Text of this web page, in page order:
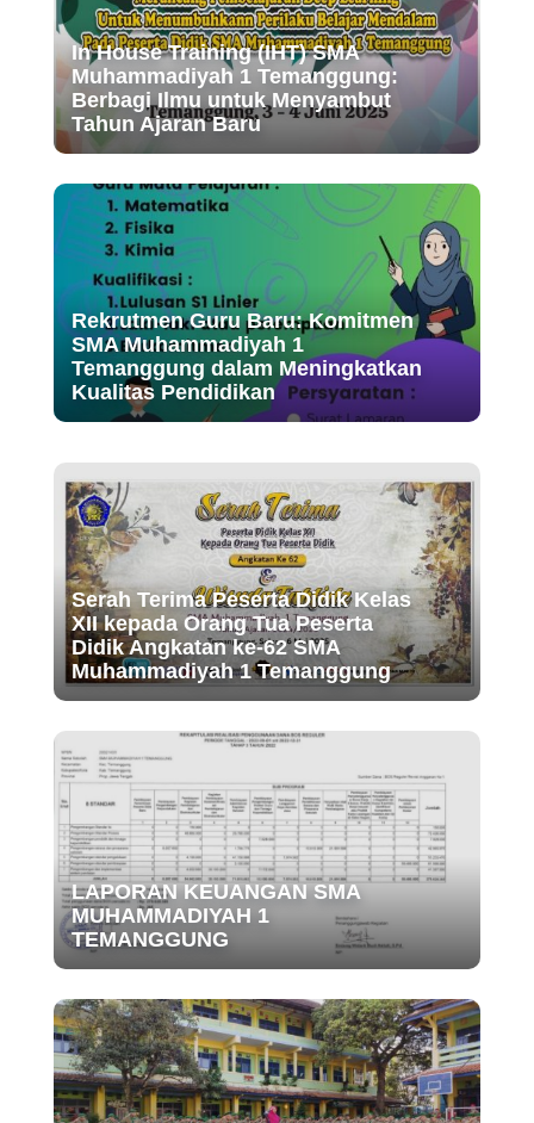
In House Training (IHT) SMA
Muhammadiyah 1 Temanggung:
Berbagi Ilmu untuk Menyambut
Tahun Ajaran Baru
Rekrutmen Guru Baru: Komitmen
SMA Muhammadiyah 1
Temanggung dalam Meningkatkan
Kualitas Pendidikan
Serah Terima Peserta Didik Kelas
XII kepada Orang Tua Peserta
Didik Angkatan ke-62 SMA
Muhammadiyah 1 Temanggung
LAPORAN KEUANGAN SMA
MUHAMMADIYAH 1
TEMANGGUNG